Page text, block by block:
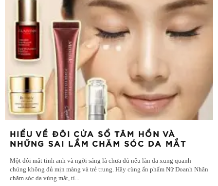
HIỂU VỀ ĐÔI CỬA SỔ TÂM HỒN VÀ
NHỮNG SAI LẦM CHĂM SÓC DA MẮT
Một đôi mắt tinh anh và ngời sáng là chưa đủ nếu làn da xung quanh
chúng không đủ mịn màng và trẻ trung. Hãy cùng ấn phẩm Nữ Doanh Nhân
chăm sóc da vùng mắt, tì...